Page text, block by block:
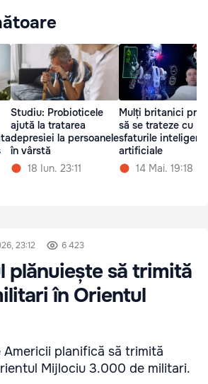
Studiu: Probioticele
ajută la tratarea
depresiei la persoanele
în vârstă
18 Iun. 23:11
Mulți britanici
să se trateze cu
sfaturile
artificiale
14 Mai. 19:18
23:12 6 423
plănuiește să trimită
în Orientul
planifică să trimită
Mijlociu 3.000 de militari.